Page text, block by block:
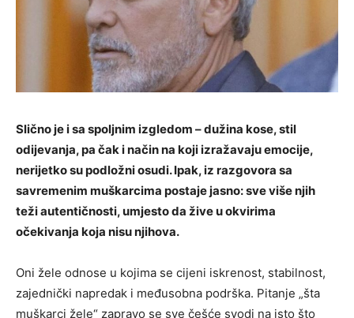
Slično je i sa spoljnim izgledom – dužina kose, stil
odijevanja, pa čak i način na koji izražavaju emocije,
nerijetko su podložni osudi. Ipak, iz razgovora sa
savremenim muškarcima postaje jasno: sve više njih
teži autentičnosti, umjesto da žive u okvirima
očekivanja koja nisu njihova.
Oni žele odnose u kojima se cijeni iskrenost, stabilnost,
zajednički napredak i međusobna podrška. Pitanje „šta
muškarci žele“ zapravo se sve češće svodi na isto što